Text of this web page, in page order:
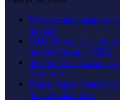
Москвичам назвали
неделе
МИД Ирана назвал
переговоров с США
Зеленский отказался
Украине
Ехать через греков:
россиянам визы